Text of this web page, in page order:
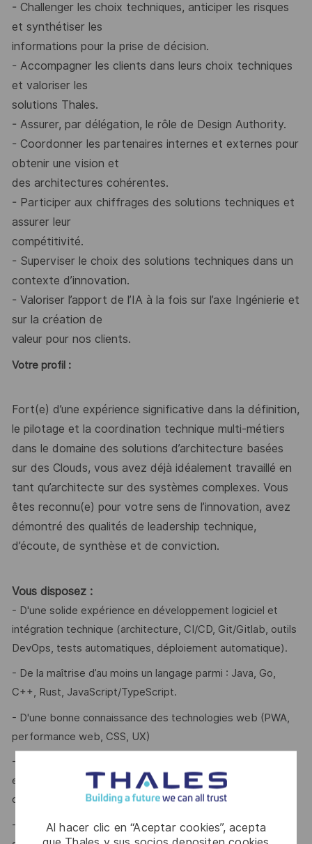
Al hacer clic en “Aceptar cookies”, acepta
- Challenger les choix techniques, anticiper les risques
et synthétiser les
informations pour la prise de décision.
- Accompagner les clients dans leurs choix techniques
et valoriser les
solutions Thales.
- Assurer, par délégation, le rôle de Design Authority.
- Coordonner les partenaires internes et externes pour
obtenir une vision et
des architectures cohérentes.
- Participer aux chiffrages des solutions techniques et
assurer leur
compétitivité.
- Superviser le choix des solutions techniques dans un
contexte d’innovation.
- Valoriser l’apport de l’IA à la fois sur l’axe Ingénierie et
sur la création de
valeur pour nos clients.
Votre profil :
Fort(e) d’une expérience significative dans la définition,
le pilotage et la coordination technique multi-métiers
dans le domaine des solutions d’architecture basées
sur des Clouds, vous avez déjà idéalement travaillé en
tant qu’architecte sur des systèmes complexes. Vous
êtes reconnu(e) pour votre sens de l’innovation, avez
démontré des qualités de leadership technique,
d’écoute, de synthèse et de conviction.
Vous disposez :
- D'une solide expérience en développement logiciel et
intégration technique (architecture, CI/CD, Git/Gitlab, outils
DevOps, tests automatiques, déploiement automatique).
- De la maîtrise d’au moins un langage parmi : Java, Go,
C++, Rust, JavaScript/TypeScript.
- D'une bonne connaissance des technologies web (PWA,
performance web, CSS, UX)
- D'une expérience en conception de systèmes distribués
et résilients, avec des technologies de containers et
orchestrateurs.
- D'une expérience entre 5 à 10 ans en gestion technique